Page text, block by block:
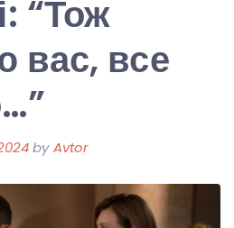
“Тож
вас, все
byAvtor